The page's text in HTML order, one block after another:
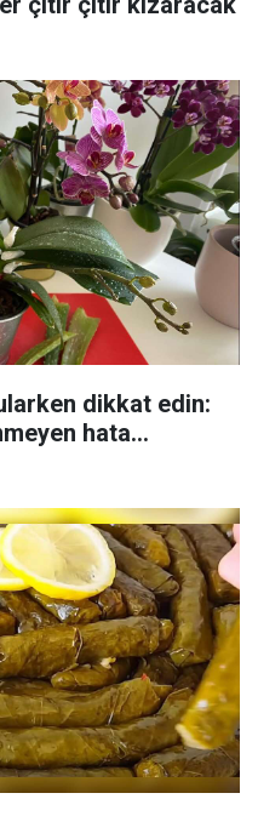
dikkat edin:
hata...